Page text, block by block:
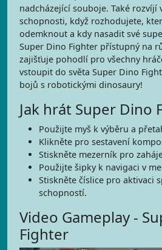
nadcházející souboje. Také rozvíjí
schopnosti, když rozhodujete,
odemknout a kdy nasadit své
Super Dino Fighter přístupný na
zajišťuje pohodlí pro všechny
vstoupit do světa Super Dino
bojů s robotickými dinosaury!
Jak hrát Super Dino
Použijte myš k výběru a
Klikněte pro sestavení
Stiskněte mezerník pro
Použijte šipky k navigaci v
Stiskněte číslice pro aktivaci
schopností.
Video Gameplay -
Fighter